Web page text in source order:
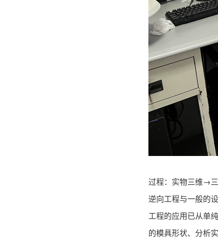
过程：实物三维→
逆向工程与一般的
工程的应用已从单
的模具形状、分析